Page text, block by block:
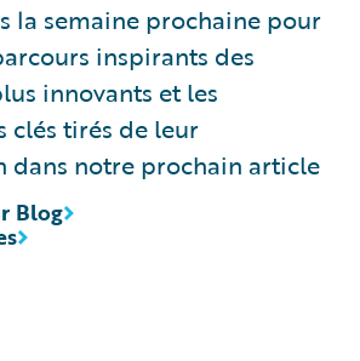
la semaine prochaine pour
inspirants des
innovants et les
clés tirés de leur
dans notre prochain article
Blog